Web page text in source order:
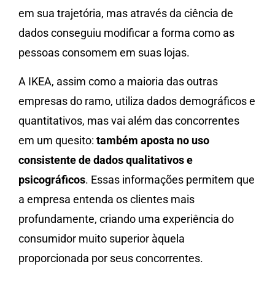
em sua trajetória, mas através da ciência de
dados conseguiu modificar a forma como as
pessoas consomem em suas lojas.
A IKEA, assim como a maioria das outras
empresas do ramo, utiliza dados demográficos e
quantitativos, mas vai além das concorrentes
em um quesito: também aposta no uso
consistente de dados qualitativos e
psicográficos. Essas informações permitem que
a empresa entenda os clientes mais
profundamente, criando uma experiência do
consumidor muito superior àquela
proporcionada por seus concorrentes.